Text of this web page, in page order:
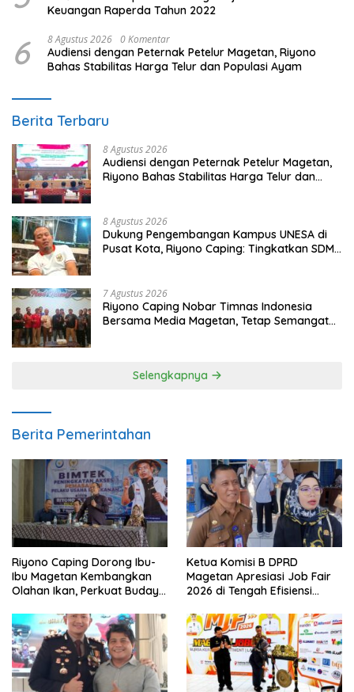
Keuangan Raperda Tahun 2022
6 8 Agustus 2026 0 Komentar
Audiensi dengan Peternak Petelur Magetan, Riyono
Bahas Stabilitas Harga Telur dan Populasi Ayam
Berita Terbaru
8 Agustus 2026
Audiensi dengan Peternak Petelur Magetan,
Riyono Bahas Stabilitas Harga Telur dan
8 Agustus 2026
Dukung Pengembangan Kampus UNESA di
Pusat Kota, Riyono Caping: Tingkatkan SDM
7 Agustus 2026
Riyono Caping Nobar Timnas Indonesia
Bersama Media Magetan, Tetap Semangat
Selengkapnya
Berita Pemerintahan
Riyono Caping Dorong Ibu-
Ibu Magetan Kembangkan
Olahan Ikan, Perkuat Budaya
Ketua Komisi B DPRD
Magetan Apresiasi Job Fair
2026 di Tengah Efisiensi